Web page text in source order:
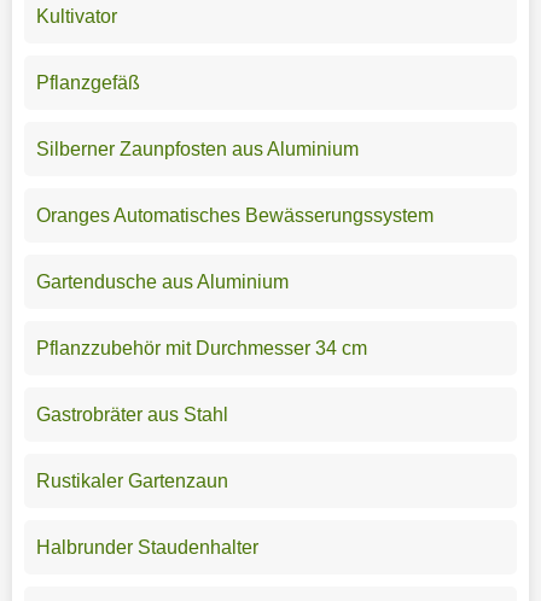
Kultivator
Pflanzgefäß
Silberner Zaunpfosten aus Aluminium
Oranges Automatisches Bewässerungssystem
Gartendusche aus Aluminium
Pflanzzubehör mit Durchmesser 34 cm
Gastrobräter aus Stahl
Rustikaler Gartenzaun
Halbrunder Staudenhalter